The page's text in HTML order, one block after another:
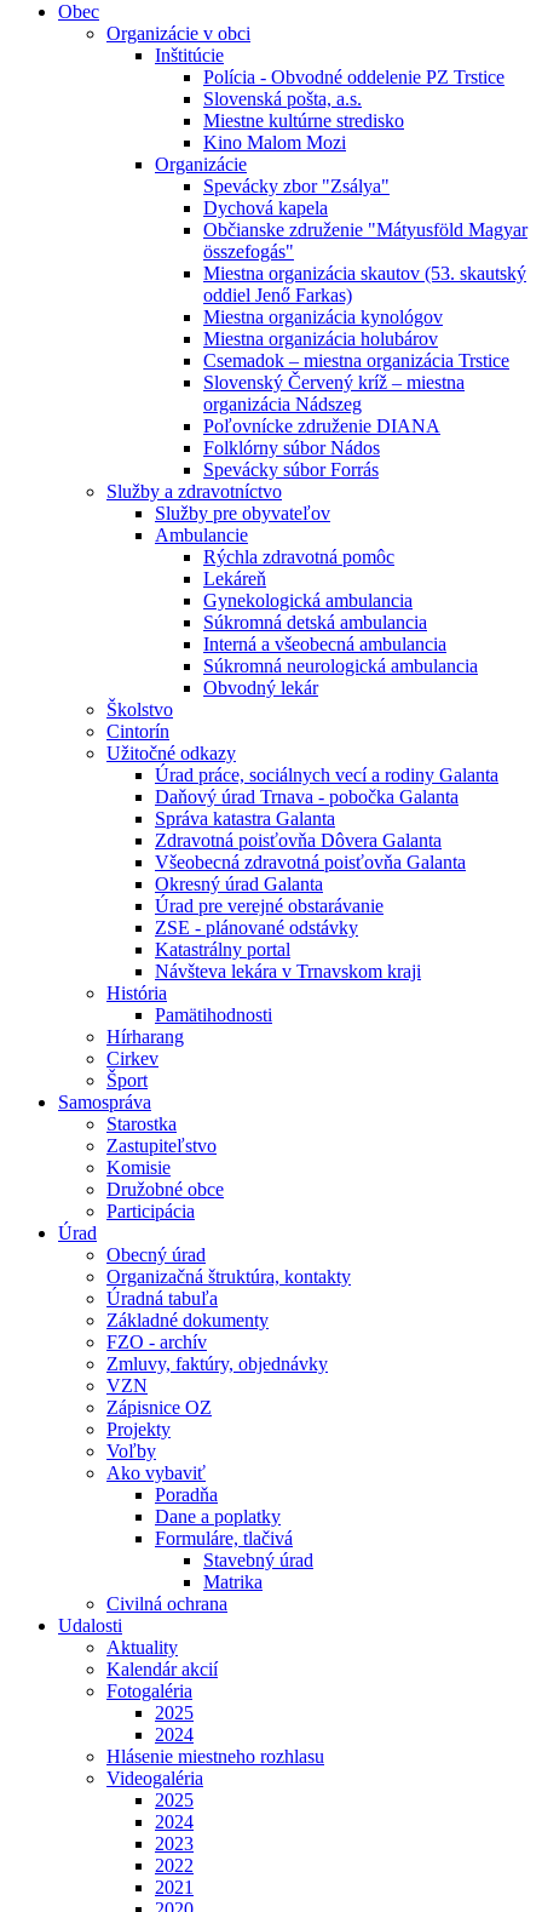
Obec
Organizácie v obci
Inštitúcie
Polícia - Obvodné oddelenie PZ Trstice
Slovenská pošta, a.s.
Miestne kultúrne stredisko
Kino Malom Mozi
Organizácie
Spevácky zbor "Zsálya"
Dychová kapela
Občianske združenie "Mátyusföld Magyar
összefogás"
Miestna organizácia skautov (53. skautský
oddiel Jenő Farkas)
Miestna organizácia kynológov
Miestna organizácia holubárov
Csemadok – miestna organizácia Trstice
Slovenský Červený kríž – miestna
organizácia Nádszeg
Poľovnícke združenie DIANA
Folklórny súbor Nádos
Spevácky súbor Forrás
Služby a zdravotníctvo
Služby pre obyvateľov
Ambulancie
Rýchla zdravotná pomôc
Lekáreň
Gynekologická ambulancia
Súkromná detská ambulancia
Interná a všeobecná ambulancia
Súkromná neurologická ambulancia
Obvodný lekár
Školstvo
Cintorín
Užitočné odkazy
Úrad práce, sociálnych vecí a rodiny Galanta
Daňový úrad Trnava - pobočka Galanta
Správa katastra Galanta
Zdravotná poisťovňa Dôvera Galanta
Všeobecná zdravotná poisťovňa Galanta
Okresný úrad Galanta
Úrad pre verejné obstarávanie
ZSE - plánované odstávky
Katastrálny portal
Návšteva lekára v Trnavskom kraji
História
Pamätihodnosti
Hírharang
Cirkev
Šport
Samospráva
Starostka
Zastupiteľstvo
Komisie
Družobné obce
Participácia
Úrad
Obecný úrad
Organizačná štruktúra, kontakty
Úradná tabuľa
Základné dokumenty
FZO - archív
Zmluvy, faktúry, objednávky
VZN
Zápisnice OZ
Projekty
Voľby
Ako vybaviť
Poradňa
Dane a poplatky
Formuláre, tlačivá
Stavebný úrad
Matrika
Civilná ochrana
Udalosti
Aktuality
Kalendár akcií
Fotogaléria
2025
2024
Hlásenie miestneho rozhlasu
Videogaléria
2025
2024
2023
2022
2021